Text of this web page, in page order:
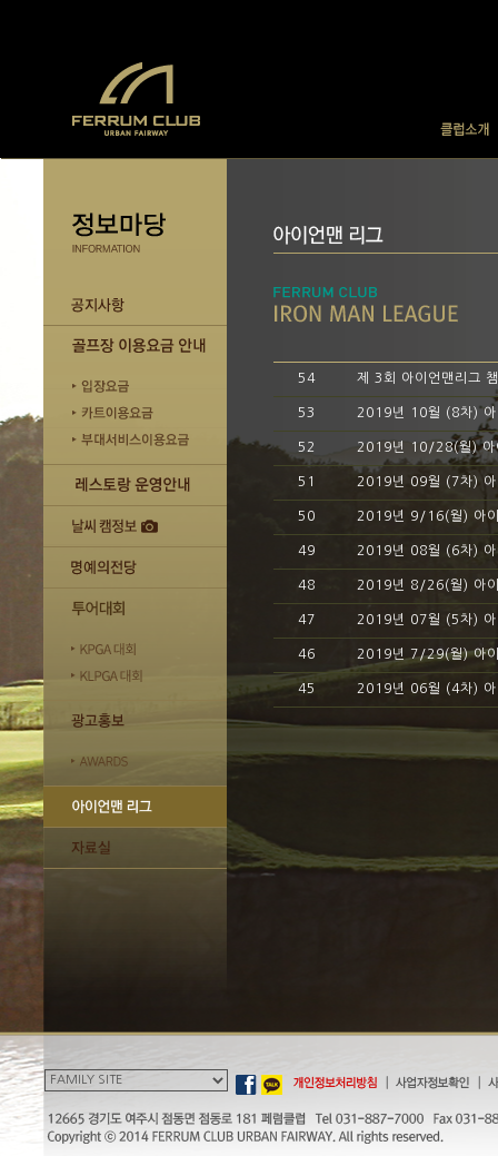
54 제 3회 아이언맨리그
53 2019년 10월 (8차) 아
52 2019년 10/28(월) 아
51 2019년 09월 (7차) 아
50 2019년 9/16(월) 아이
49 2019년 08월 (6차) 아
48 2019년 8/26(월) 아이
47 2019년 07월 (5차) 아
46 2019년 7/29(월) 아이
45 2019년 06월 (4차) 아